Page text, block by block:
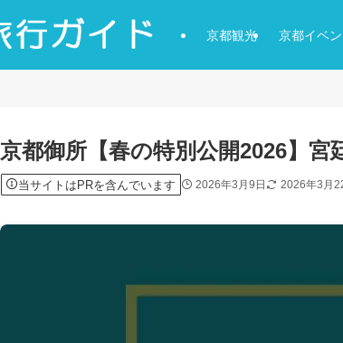
京都観光 京都イベ
京都御所【春の特別公開2026】宮
当サイトはPRを含んでいます 2026年3月9日 2026年3月